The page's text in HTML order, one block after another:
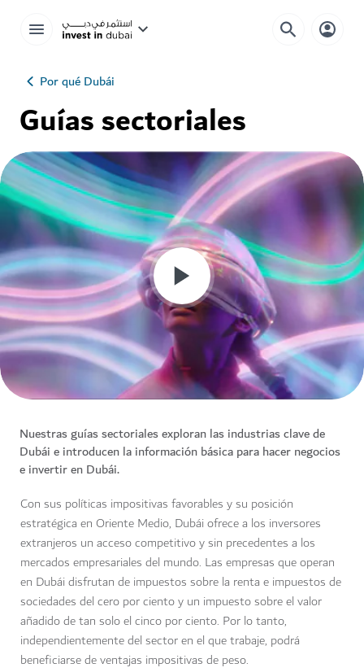
Por qué Dubái
Guías sectoriales
Nuestras guías sectoriales exploran las industrias clave de
Dubái e introducen la información básica para hacer negocios
e invertir en Dubái.
Con sus políticas impositivas favorables y su posición
estratégica en Oriente Medio, Dubái ofrece a los inversores
extranjeros un acceso competitivo y sin precedentes a los
mercados empresariales del mundo. Las empresas que operan
en Dubái disfrutan de impuestos sobre la renta e impuestos de
sociedades del cero por ciento y un impuesto sobre el valor
añadido de tan solo el cinco por ciento. Por lo tanto,
independientemente del sector en el que trabaje, podrá
beneficiarse de ventajas impositivas de peso.